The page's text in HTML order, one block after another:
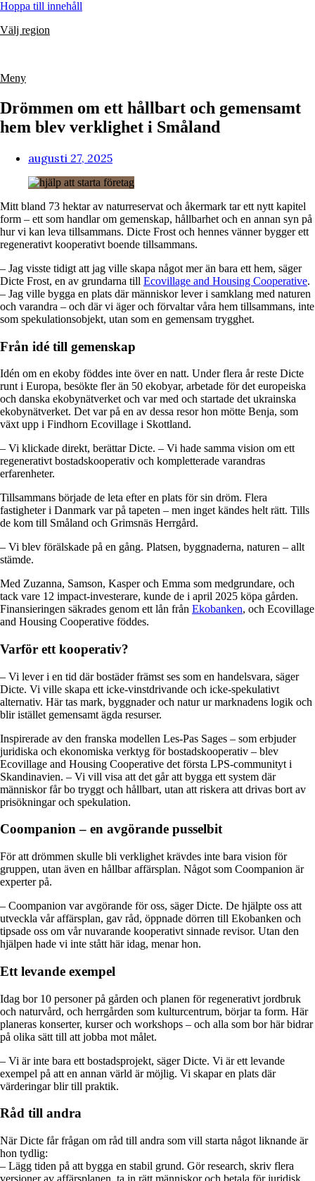
Hoppa till innehåll
Välj region
Meny
Drömmen om ett hållbart och gemensamt
hem blev verklighet i Småland
augusti 27, 2025
Mitt bland 73 hektar av naturreservat och åkermark tar ett nytt kapitel
form – ett som handlar om gemenskap, hållbarhet och en annan syn på
hur vi kan leva tillsammans. Dicte Frost och hennes vänner bygger ett
regenerativt kooperativt boende tillsammans.
– Jag visste tidigt att jag ville skapa något mer än bara ett hem, säger
Dicte Frost, en av grundarna till Ecovillage and Housing Cooperative.
– Jag ville bygga en plats där människor lever i samklang med naturen
och varandra – och där vi äger och förvaltar våra hem tillsammans, inte
som spekulationsobjekt, utan som en gemensam trygghet.
Från idé till gemenskap
Idén om en ekoby föddes inte över en natt. Under flera år reste Dicte
runt i Europa, besökte fler än 50 ekobyar, arbetade för det europeiska
och danska ekobynätverket och var med och startade det ukrainska
ekobynätverket. Det var på en av dessa resor hon mötte Benja, som
växt upp i Findhorn Ecovillage i Skottland.
– Vi klickade direkt, berättar Dicte. – Vi hade samma vision om ett
regenerativt bostadskooperativ och kompletterade varandras
erfarenheter.
Tillsammans började de leta efter en plats för sin dröm. Flera
fastigheter i Danmark var på tapeten – men inget kändes helt rätt. Tills
de kom till Småland och Grimsnäs Herrgård.
– Vi blev förälskade på en gång. Platsen, byggnaderna, naturen – allt
stämde.
Med Zuzanna, Samson, Kasper och Emma som medgrundare, och
tack vare 12 impact-investerare, kunde de i april 2025 köpa gården.
Finansieringen säkrades genom ett lån från Ekobanken, och Ecovillage
and Housing Cooperative föddes.
Varför ett kooperativ?
– Vi lever i en tid där bostäder främst ses som en handelsvara, säger
Dicte. Vi ville skapa ett icke-vinstdrivande och icke-spekulativt
alternativ. Här tas mark, byggnader och natur ur marknadens logik och
blir istället gemensamt ägda resurser.
Inspirerade av den franska modellen Les-Pas Sages – som erbjuder
juridiska och ekonomiska verktyg för bostadskooperativ – blev
Ecovillage and Housing Cooperative det första LPS-communityt i
Skandinavien. – Vi vill visa att det går att bygga ett system där
människor får bo tryggt och hållbart, utan att riskera att drivas bort av
prisökningar och spekulation.
Coompanion – en avgörande pusselbit
För att drömmen skulle bli verklighet krävdes inte bara vision för
gruppen, utan även en hållbar affärsplan. Något som Coompanion är
experter på.
– Coompanion var avgörande för oss, säger Dicte. De hjälpte oss att
utveckla vår affärsplan, gav råd, öppnade dörren till Ekobanken och
tipsade oss om vår nuvarande kooperativt sinnade revisor. Utan den
hjälpen hade vi inte stått här idag, menar hon.
Ett levande exempel
Idag bor 10 personer på gården och planen för regenerativt jordbruk
och naturvård, och herrgården som kulturcentrum, börjar ta form. Här
planeras konserter, kurser och workshops – och alla som bor här bidrar
på olika sätt till att jobba mot målet.
– Vi är inte bara ett bostadsprojekt, säger Dicte. Vi är ett levande
exempel på att en annan värld är möjlig. Vi skapar en plats där
värderingar blir till praktik.
Råd till andra
När Dicte får frågan om råd till andra som vill starta något liknande är
hon tydlig:
– Lägg tiden på att bygga en stabil grund. Gör research, skriv flera
versioner av affärsplanen, ta in rätt människor och betala för juridisk